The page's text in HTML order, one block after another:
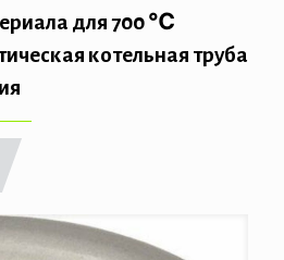
для 700 ℃
котельная труба